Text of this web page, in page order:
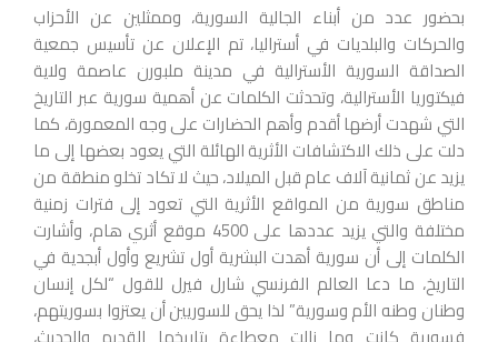
بحضور عدد من أبناء الجالية السورية، وممثلين عن الأحزاب
والحركات والبلديات في أستراليا، تم الإعلان عن تأسيس جمعية
الصداقة السورية الأسترالية في مدينة ملبورن عاصمة ولاية
فيكتوريا الأسترالية، وتحدثت الكلمات عن أهمية سورية عبر التاريخ
التي شهدت أرضها أقدم وأهم الحضارات على وجه المعمورة، كما
دلت على ذلك الاكتشافات الأثرية الهائلة التي يعود بعضها إلى ما
يزيد عن ثمانية آلاف عام قبل الميلاد، حيث لا تكاد تخلو منطقة من
مناطق سورية من المواقع الأثرية التي تعود إلى فترات زمنية
مختلفة والتي يزيد عددها على 4500 موقع أثري هام، وأشارت
الكلمات إلى أن سورية أهدت البشرية أول تشريع وأول أبجدية في
التاريخ، ما دعا العالم الفرنسي شارل فيرل للقول “لكل إنسان
وطنان وطنه الأم وسورية” لذا يحق للسوريين أن يعتزوا بسوريتهم،